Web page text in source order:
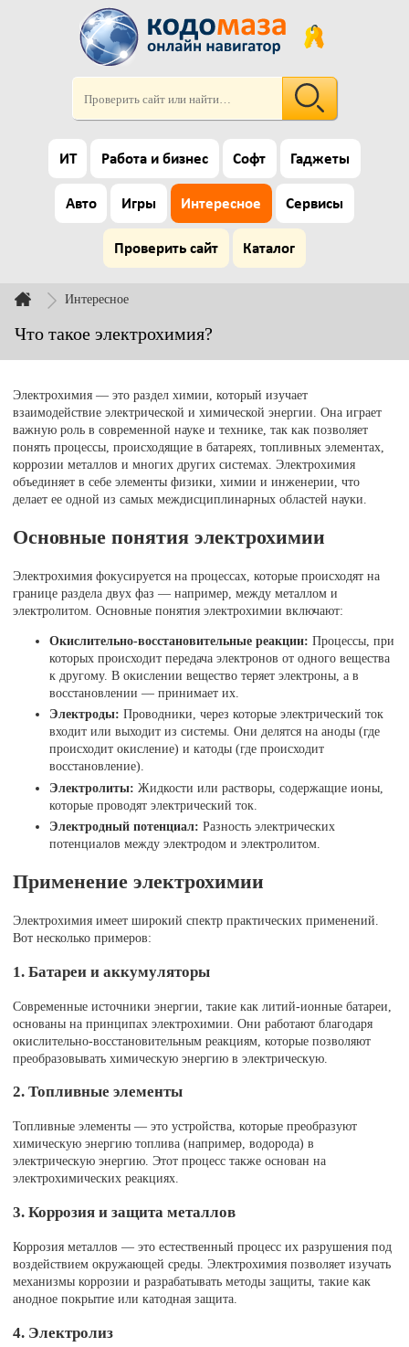
ИТ Работа и бизнес Софт Гаджеты
Авто Игры Интересное Сервисы
Проверить сайт Каталог
Интересное
Что такое электрохимия?
Электрохимия — это раздел химии, который изучает
взаимодействие электрической и химической энергии. Она играет
важную роль в современной науке и технике, так как позволяет
понять процессы, происходящие в батареях, топливных элементах,
коррозии металлов и многих других системах. Электрохимия
объединяет в себе элементы физики, химии и инженерии, что
делает ее одной из самых междисциплинарных областей науки.
Основные понятия электрохимии
Электрохимия фокусируется на процессах, которые происходят на
границе раздела двух фаз — например, между металлом и
электролитом. Основные понятия электрохимии включают:
Окислительно-восстановительные реакции: Процессы, при
которых происходит передача электронов от одного вещества
к другому. В окислении вещество теряет электроны, а в
восстановлении — принимает их.
Электроды: Проводники, через которые электрический ток
входит или выходит из системы. Они делятся на аноды (где
происходит окисление) и катоды (где происходит
восстановление).
Электролиты: Жидкости или растворы, содержащие ионы,
которые проводят электрический ток.
Электродный потенциал: Разность электрических
потенциалов между электродом и электролитом.
Применение электрохимии
Электрохимия имеет широкий спектр практических применений.
Вот несколько примеров:
1. Батареи и аккумуляторы
Современные источники энергии, такие как литий-ионные батареи,
основаны на принципах электрохимии. Они работают благодаря
окислительно-восстановительным реакциям, которые позволяют
преобразовывать химическую энергию в электрическую.
2. Топливные элементы
Топливные элементы — это устройства, которые преобразуют
химическую энергию топлива (например, водорода) в
электрическую энергию. Этот процесс также основан на
электрохимических реакциях.
3. Коррозия и защита металлов
Коррозия металлов — это естественный процесс их разрушения под
воздействием окружающей среды. Электрохимия позволяет изучать
механизмы коррозии и разрабатывать методы защиты, такие как
анодное покрытие или катодная защита.
4. Электролиз